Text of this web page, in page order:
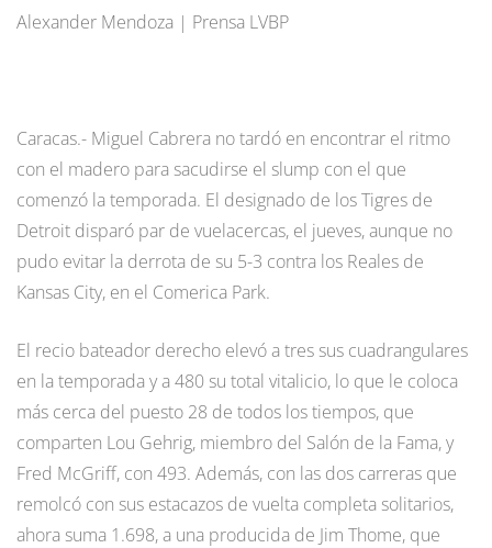
Alexander Mendoza | Prensa LVBP
Caracas.- Miguel Cabrera no tardó en encontrar el ritmo
con el madero para sacudirse el slump con el que
comenzó la temporada. El designado de los Tigres de
Detroit disparó par de vuelacercas, el jueves, aunque no
pudo evitar la derrota de su 5-3 contra los Reales de
Kansas City, en el Comerica Park.
El recio bateador derecho elevó a tres sus cuadrangulares
en la temporada y a 480 su total vitalicio, lo que le coloca
más cerca del puesto 28 de todos los tiempos, que
comparten Lou Gehrig, miembro del Salón de la Fama, y
Fred McGriff, con 493. Además, con las dos carreras que
remolcó con sus estacazos de vuelta completa solitarios,
ahora suma 1.698, a una producida de Jim Thome, que